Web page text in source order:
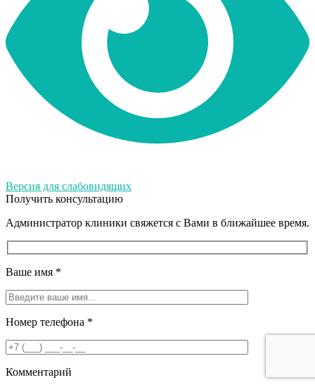
Версия для слабовидящих
Получить консультацию
Администратор клиники свяжется с Вами в ближайшее время.
Ваше имя *
Номер телефона *
Комментарий